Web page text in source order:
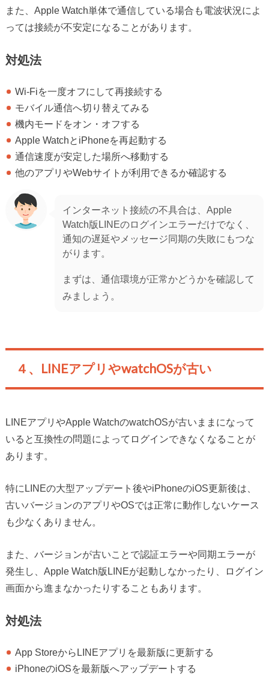
また、Apple Watch単体で通信している場合も電波状況によ
っては接続が不安定になることがあります。
対処法
Wi-Fiを一度オフにして再接続する
モバイル通信へ切り替えてみる
機内モードをオン・オフする
Apple WatchとiPhoneを再起動する
通信速度が安定した場所へ移動する
他のアプリやWebサイトが利用できるか確認する
インターネット接続の不具合は、Apple
Watch版LINEのログインエラーだけでなく、
通知の遅延やメッセージ同期の失敗にもつな
がります。
まずは、通信環境が正常かどうかを確認して
みましょう。
４、LINEアプリやwatchOSが古い
LINEアプリやApple WatchのwatchOSが古いままになって
いると互換性の問題によってログインできなくなることが
あります。
特にLINEの大型アップデート後やiPhoneのiOS更新後は、
古いバージョンのアプリやOSでは正常に動作しないケース
も少なくありません。
また、バージョンが古いことで認証エラーや同期エラーが
発生し、Apple Watch版LINEが起動しなかったり、ログイン
画面から進まなかったりすることもあります。
対処法
App StoreからLINEアプリを最新版に更新する
iPhoneのiOSを最新版へアップデートする